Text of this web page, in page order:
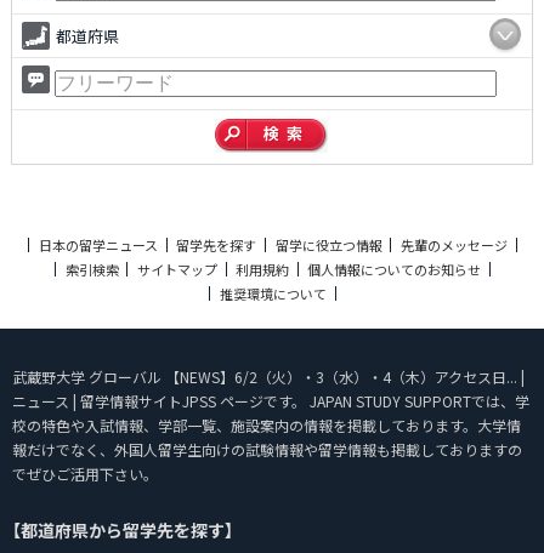
都道府県
日本の留学ニュース 留学先を探す 留学に役立つ情報
先輩のメッセージ
索引検索
サイトマップ 利用規約
個人情報についてのお知らせ
推奨環境について
武蔵野大学 グローバル 【NEWS】6/2（火）・3（水）・4（木）アクセス日... |
ニュース | 留学情報サイトJPSS ページです。 JAPAN STUDY SUPPORTでは、学
校の特色や入試情報、学部一覧、施設案内の情報を掲載しております。大学情
報だけでなく、外国人留学生向けの試験情報や留学情報も掲載しておりますの
でぜひご活用下さい。
【都道府県から留学先を探す】